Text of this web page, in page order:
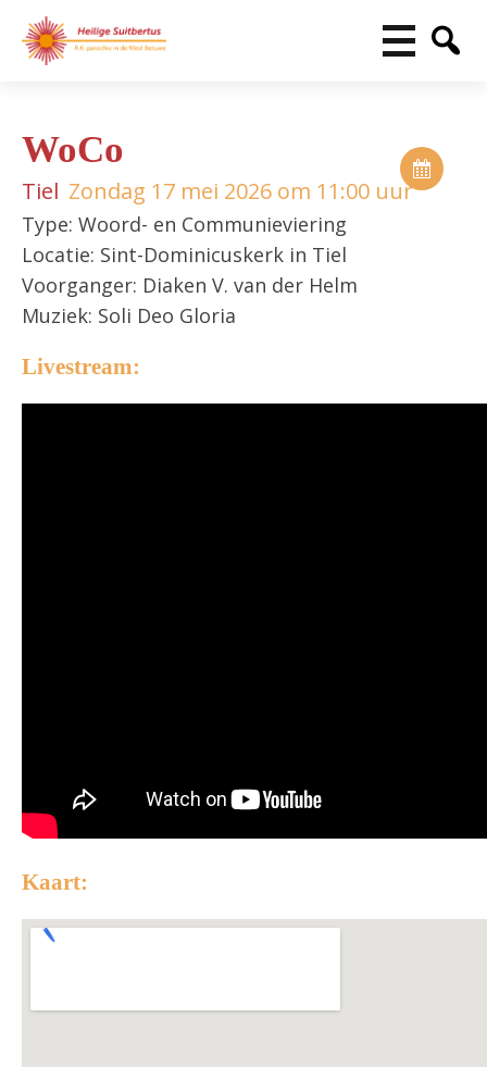
WoCo
Tiel Zondag 17 mei 2026 om 11:00 uur
Type: Woord- en Communieviering
Locatie: Sint-Dominicuskerk in Tiel
Voorganger: Diaken V. van der Helm
Muziek: Soli Deo Gloria
Livestream:
Kaart: